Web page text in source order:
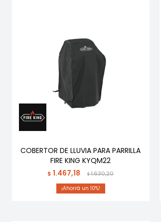
COBERTOR DE LLUVIA PARA PARRILLA
FIRE KING KYQM22
$ 1.467,18 $1.630,20
10